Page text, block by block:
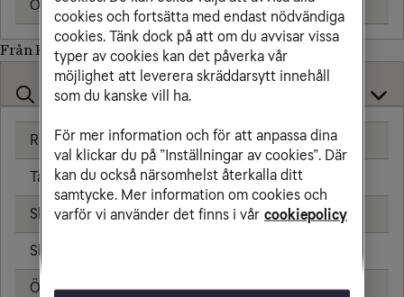
Öppningsavgift 0,99 kr
Från Rwanda till
Ringa samtal 25,00 kr/min
Ta emot samtal 25,00 kr/min
Skicka sms 6,00 kr
Skicka mms
Öppningsavgift 0,99 kr
cookies och fortsätta med endast nödvändiga
cookies. Tänk dock på att om du avvisar vissa
typer av cookies kan det påverka vår
möjlighet att leverera skräddarsytt innehåll
som du kanske vill ha.
För mer information och för att anpassa dina
val klickar du på ”Inställningar av cookies”. Där
kan du också närsomhelst återkalla ditt
samtycke. Mer information om cookies och
varför vi använder det finns i vår cookiepolicy